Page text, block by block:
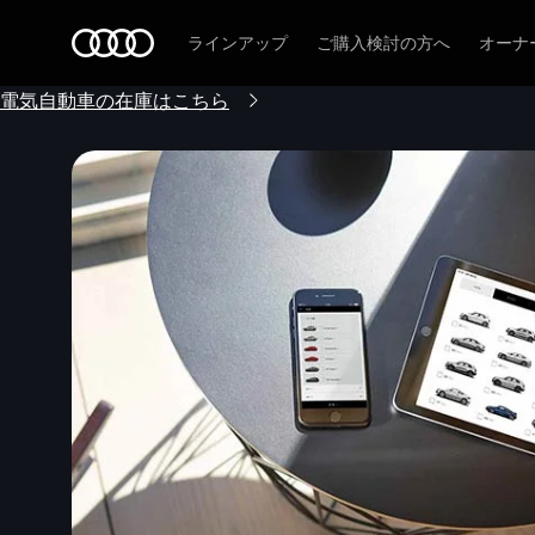
ラインアップ ご購入検討の方へ オーナ
電気自動車の在庫はこちら